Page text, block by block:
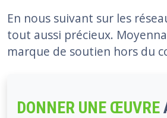
En nous suivant sur les
tout aussi précieux.
marque de soutien hors du
DONNER UNE ŒUVRE